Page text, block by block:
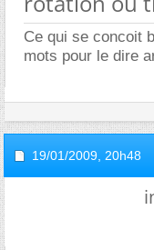
Ce qui se concoit
mots pour le dire
19/01/2009, 20h48